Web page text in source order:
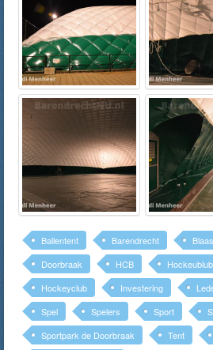
Ballentent Barendrecht
Doorbraak
HCB Hockeublub
Hockeyclub
Investering
Spel
Spelers Sport
Sportpark de Doorbraak
Tent